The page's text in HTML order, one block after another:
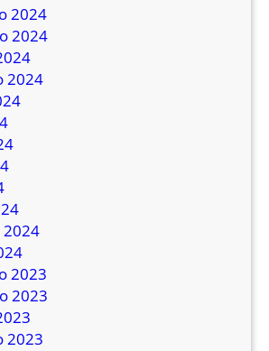
2024
2024
2024
2023
2023
2023